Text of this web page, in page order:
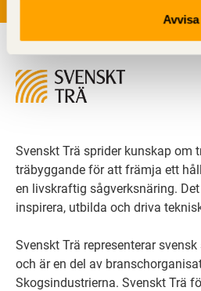
Avvisa
Svenskt Trä sprider kunskap om
träbyggande för att främja ett
en livskraftig sågverksnäring.
inspirera, utbilda och driva
Svenskt Trä representerar
och är en del av
Skogsindustrierna. Svenskt Trä